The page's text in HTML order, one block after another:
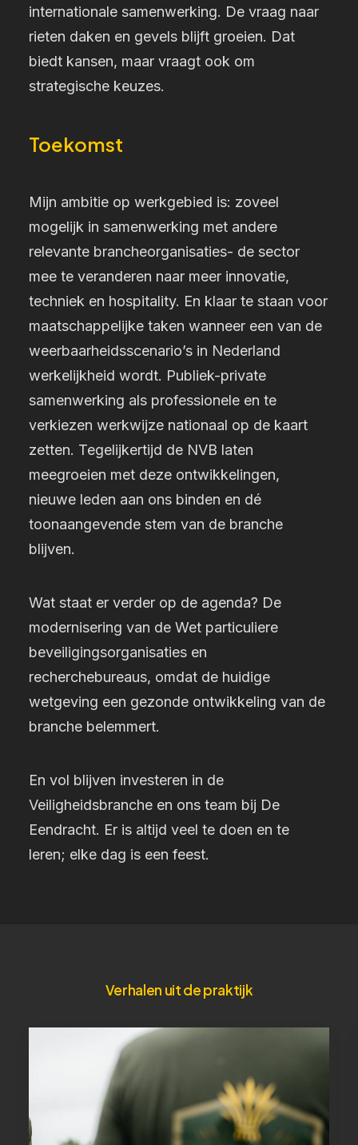
internationale samenwerking. De vraag naar
rieten daken en gevels blijft groeien. Dat
biedt kansen, maar vraagt ook om
strategische keuzes.
Toekomst
Mijn ambitie op werkgebied is: zoveel
mogelijk in samenwerking met andere
relevante brancheorganisaties- de sector
mee te veranderen naar meer innovatie,
techniek en hospitality. En klaar te staan voor
maatschappelijke taken wanneer een van de
weerbaarheidsscenario’s in Nederland
werkelijkheid wordt. Publiek-private
samenwerking als professionele en te
verkiezen werkwijze nationaal op de kaart
zetten. Tegelijkertijd de NVB laten
meegroeien met deze ontwikkelingen,
nieuwe leden aan ons binden en dé
toonaangevende stem van de branche
blijven.
Wat staat er verder op de agenda? De
modernisering van de Wet particuliere
beveiligingsorganisaties en
recherchebureaus, omdat de huidige
wetgeving een gezonde ontwikkeling van de
branche belemmert.
En vol blijven investeren in de
Veiligheidsbranche en ons team bij De
Eendracht. Er is altijd veel te doen en te
leren; elke dag is een feest.
Verhalen uit de praktijk